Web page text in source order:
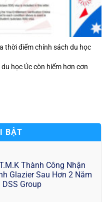
thời điểm chính sách du học
học Úc còn hiếm hơn cơn
BẬT
Thành Công Nhận
Glazier Sau Hơn 2 Năm
Group